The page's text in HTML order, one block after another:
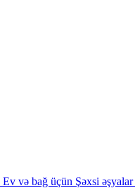
Ev və bağ üçün Şəxsi əşyalar